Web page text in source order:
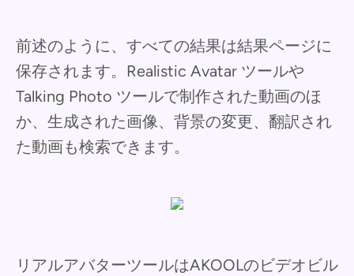
前述のように、すべての結果は結果ページに
保存されます。Realistic Avatar ツールや
Talking Photo ツールで制作された動画のほ
か、生成された画像、背景の変更、翻訳され
た動画も検索できます。
リアルアバターツールはAKOOLのビデオビル